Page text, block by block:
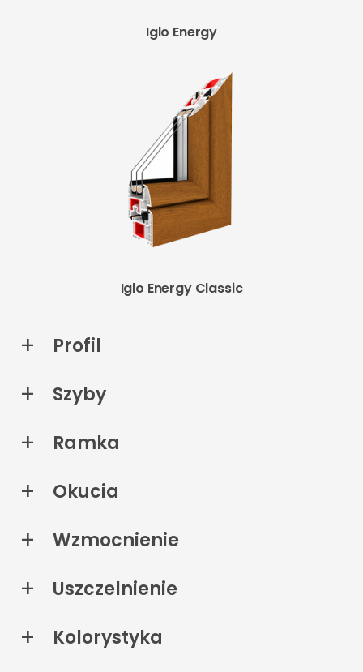
Iglo Energy
Iglo Energy Classic
Profil
Szyby
Ramka
Okucia
Wzmocnienie
Uszczelnienie
Kolorystyka